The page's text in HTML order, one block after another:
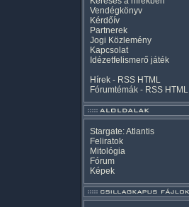
Vendégkönyv
Kérdőív
Partnerek
Jogi Közlemény
Kapcsolat
Idézetfelismerő játék
Hírek - RSS HTML
Fórumtémák - RSS HTML
Stargate: Atlantis
Feliratok
Mitológia
Fórum
Képek